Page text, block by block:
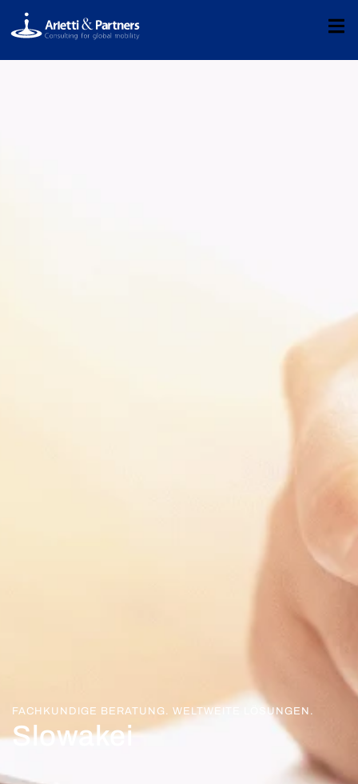
FACHKUNDIGE BERATUNG. WELTWEITE LÖSUNGEN.
Slowakei